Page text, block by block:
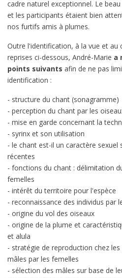
cadre naturel exceptionnel. Le
et les participants étaient bien
nos furtifs amis à plumes.
Outre l'identification, à la vue et au
reprises ci-dessous, André-Marie a
points suivants afin de ne pas
identification :
- structure du chant (sonagramme)
- perception du chant par les
- mise en garde concernant la
- syrinx et son utilisation
- le chant est-il un caractère sexuel
récentes
- fonctions du chant : délimitation
femelles
- intérêt du territoire pour l'espèce
- reconnaissance des individus par
- origine du vol des oiseaux
- origine de la plume et
et alula
- stratégie de reproduction chez
mâles par les femelles
- sélection des mâles sur base de